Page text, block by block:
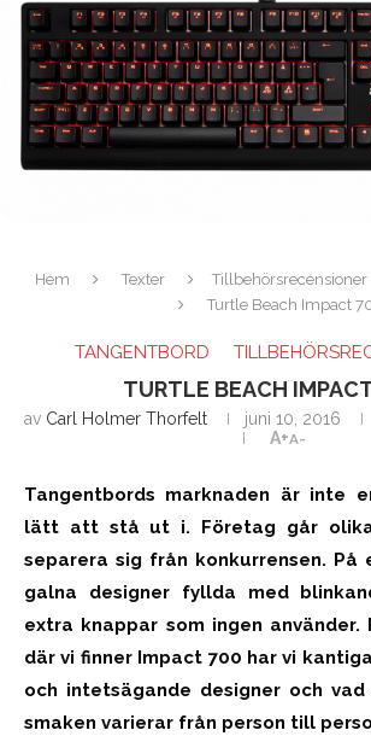
Hem Texter Tillbehörsrecensioner
Turtle Beach Impact
TANGENTBORD
TURTLE BEACH
av Carl Holmer Thorfelt juni 10, 2016
A+A-
Tangentbords marknaden är inte
lätt att stå ut i. Företag går
separera sig från konkurrensen. På
galna designer fyllda med
extra knappar som ingen använder.
där vi finner Impact 700 har vi
och intetsägande designer och
smaken varierar från person till